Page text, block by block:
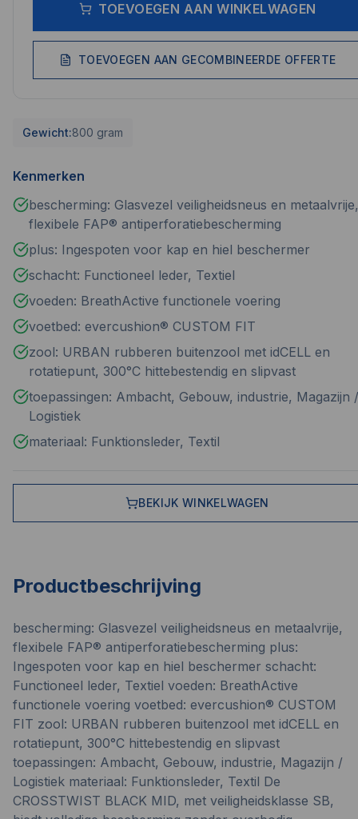
TOEVOEGEN AAN WINKELWAGEN
TOEVOEGEN AAN GECOMBINEERDE OFFERTE
Gewicht:800 gram
Kenmerken
bescherming: Glasvezel veiligheidsneus en metaalvrije,
flexibele FAP® antiperforatiebescherming
plus: Ingespoten voor kap en hiel beschermer
schacht: Functioneel leder, Textiel
voeden: BreathActive functionele voering
voetbed: evercushion® CUSTOM FIT
zool: URBAN rubberen buitenzool met idCELL en
rotatiepunt, 300°C hittebestendig en slipvast
toepassingen: Ambacht, Gebouw, industrie, Magazijn /
Logistiek
materiaal: Funktionsleder, Textil
BEKIJK WINKELWAGEN
Productbeschrijving
bescherming: Glasvezel veiligheidsneus en metaalvrije,
flexibele FAP® antiperforatiebescherming plus:
Ingespoten voor kap en hiel beschermer schacht:
Functioneel leder, Textiel voeden: BreathActive
functionele voering voetbed: evercushion® CUSTOM
FIT zool: URBAN rubberen buitenzool met idCELL en
rotatiepunt, 300°C hittebestendig en slipvast
toepassingen: Ambacht, Gebouw, industrie, Magazijn /
Logistiek materiaal: Funktionsleder, Textil De
CROSSTWIST BLACK MID, met veiligheidsklasse SB,